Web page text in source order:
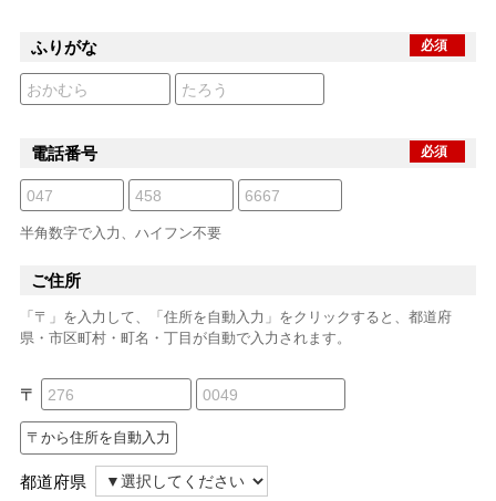
ふりがな 必須
電話番号 必須
半角数字で入力、ハイフン不要
ご住所
「〒」を入力して、「住所を自動入力」をクリックすると、都道府
県・市区町村・町名・丁目が自動で入力されます。
〒
都道府県